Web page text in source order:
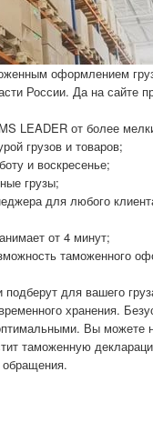
оформлением
России. Да на сайте
LEADER от более
грузов и товаров;
и воскресенье;
грузы;
для любого
от 4 минут;
таможенного
подберут для вашего
хранения.
Вы можете
таможенную